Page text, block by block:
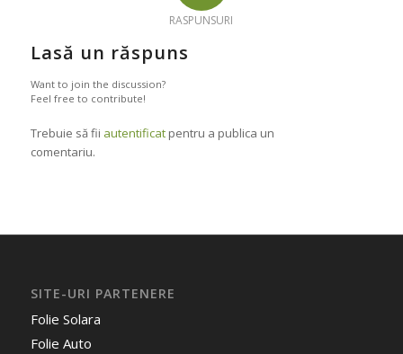
RASPUNSURI
Lasă un răspuns
Want to join the discussion?
Feel free to contribute!
Trebuie să fii autentificatpentru a publica un
comentariu.
SITE-URI PARTENERE
Folie Solara
Folie Auto